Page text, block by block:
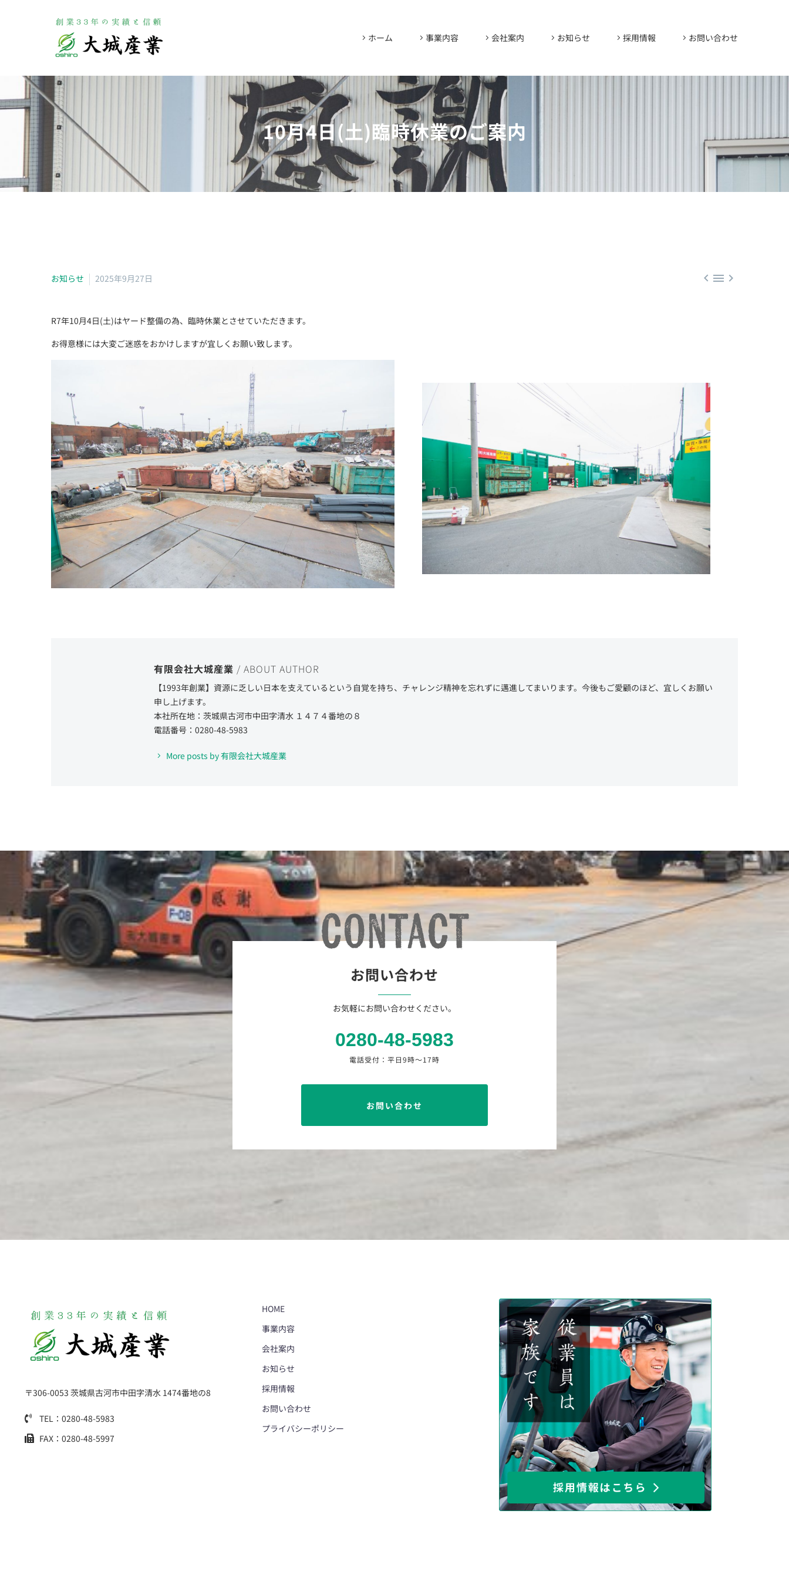
ホーム 事業内容 会社案内 お知らせ 採用情報 お問い合わせ
10月4日(土)臨時休業のご案内
  
お知らせ 2025年9月27日
R7年10月4日(土)はヤード整備の為、臨時休業とさせていただきます。
お得意様には大変ご迷惑をおかけしますが宜しくお願い致します。
有限会社大城産業 / ABOUT AUTHOR
【1993年創業】資源に乏しい日本を支えているという自覚を持ち、チャレンジ精神を忘れずに邁進してまいります。今後もご愛顧のほど、宜しくお願い
申し上げます。
本社所在地：茨城県古河市中田字清水 １４７４番地の８
電話番号：0280-48-5983
More posts by 有限会社大城産業
お問い合わせ
お気軽にお問い合わせください。
0280-48-5983
電話受付：平日9時〜17時
お問い合わせ
〒306-0053 茨城県古河市中田字清水 1474番地の8
TEL：0280-48-5983
FAX：0280-48-5997
HOME
事業内容
会社案内
お知らせ
採用情報
お問い合わせ
プライバシーポリシー